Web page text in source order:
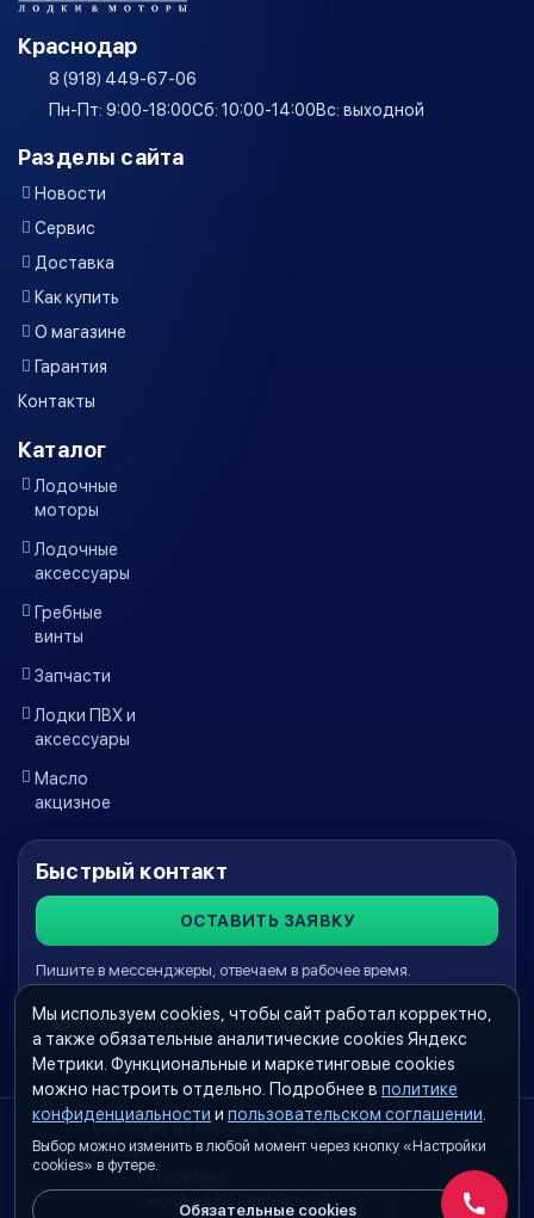
Краснодар
8 (918) 449-67-06
Пн-Пт: 9:00-18:00Сб: 10:00-14:00Вс: выходной
Разделы сайта
Новости
Сервис
Доставка
Как купить
О магазине
Гарантия
Контакты
Каталог
Лодочные
моторы
Лодочные
аксессуары
Гребные
винты
Запчасти
Лодки ПВХ и
аксессуары
Масло
акцизное
Быстрый контакт
ОСТАВИТЬ ЗАЯВКУ
Пишите в мессенджеры, отвечаем в рабочее время.
WhatsApp Краснодар Telegram
Согласие на обработку персональных
данных
Политика
конфиденциальности
Мы используем cookies, чтобы сайт работал корректно,
а также обязательные аналитические cookies Яндекс
Метрики. Функциональные и маркетинговые cookies
можно настроить отдельно. Подробнее в политике
конфиденциальности и пользовательском соглашении
Выбор можно изменить в любой момент через кнопку «Настройки
cookies» в футере.
Обязательные cookies